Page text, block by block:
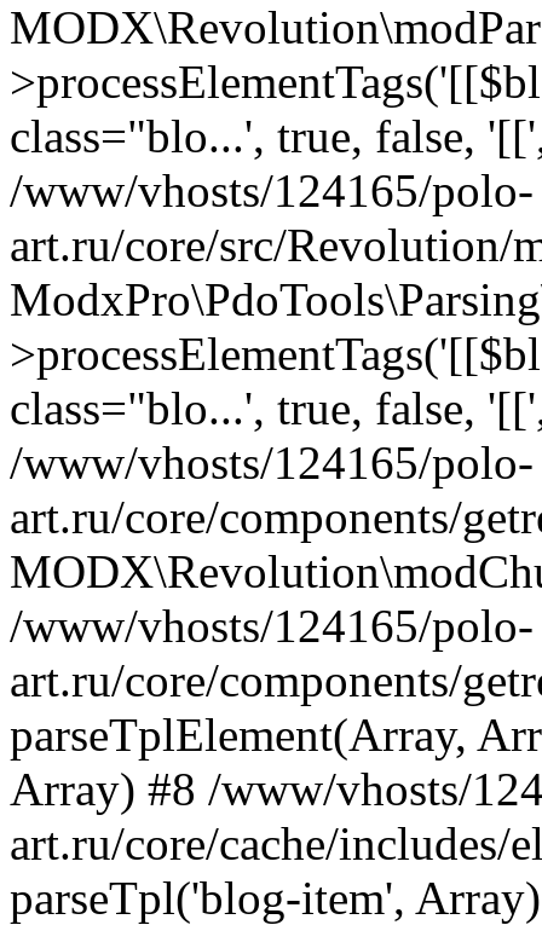
class="blo...', true, false,
/www/vhosts/124165/polo-
art.ru/core/src/Revolution/
class="blo...', true, false,
/www/vhosts/124165/polo-
art.ru/core/components/
/www/vhosts/124165/polo-
art.ru/core/components/
parseTplElement(Array,
Array) #8 /www/vhosts/
art.ru/core/cache/includes/
parseTpl('blog-item',